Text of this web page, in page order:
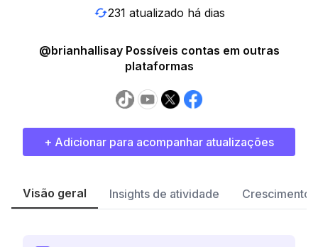
231 atualizado há dias
@brianhallisay Possíveis contas em outras
plataformas
+ Adicionar para acompanhar atualizações
Visão geral Insights de atividade Crescimento